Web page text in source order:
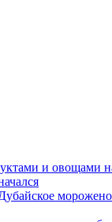
и овощами